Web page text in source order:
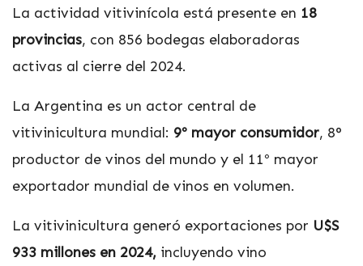
La actividad vitivinícola está presente en 18
provincias, con 856 bodegas elaboradoras
activas al cierre del 2024.
La Argentina es un actor central de
vitivinicultura mundial: 9º mayor consumidor, 8°
productor de vinos del mundo y el 11º mayor
exportador mundial de vinos en volumen.
La vitivinicultura generó exportaciones por U$S
933 millones en 2024, incluyendo vino